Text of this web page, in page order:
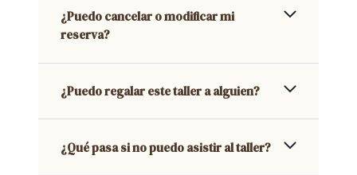
¿Puedo cancelar o modificar mi
reserva?
¿Puedo regalar este taller a alguien?
¿Qué pasa si no puedo asistir al taller?